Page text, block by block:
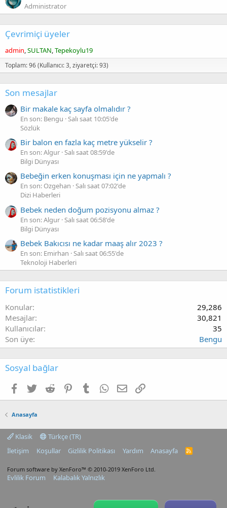
Administrator
Çevrimiçi üyeler
admin SULTAN Tepekoylu19
Toplam: 96 (Kullanıcı: 3, ziyaretçi: 93)
Son mesajlar
Bir makale kaç sayfa olmalıdır ?
En son: Bengu Salı saat 10:05'de
Sözlük
Bir balon en fazla kaç metre yükselir ?
En son: Algur Salı saat 08:59'de
Bilgi Dünyası
Bebeğin erken konuşması için ne yapmalı ?
En son: Ozgehan Salı saat 07:02'de
Dizi Haberleri
Bebek neden doğum pozisyonu almaz ?
En son: Algur Salı saat 06:58'de
Bilgi Dünyası
Bebek Bakıcısı ne kadar maaş alır 2023 ?
En son: Emirhan Salı saat 06:55'de
Teknoloji Haberleri
Forum istatistikleri
Konular
29,286
Mesajlar
30,821
Kullanıcılar
35
Son üye
Bengu
Sosyal bağlar
Facebook
TwitterReddit PinterestTumblrWhatsApp
E-postaLink
Anasayfa
Klasik
Türkçe (TR)
İletişim
Koşullar Gizlilik Politikası Yardım Anasayfa
R
Forum software by XenForo™ © 2010-2019 XenForo Ltd.
Evlilik Forum Kalabalık Yalnızlık